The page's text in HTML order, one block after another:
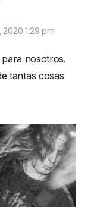
1:29 pm
nosotros.
tantas cosas